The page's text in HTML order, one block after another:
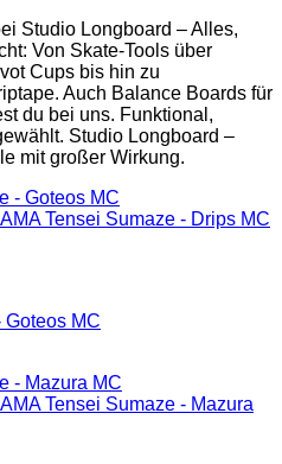
Studio Longboard – Alles,
Von Skate-Tools über
Cups bis hin zu
Auch Balance Boards für
du bei uns. Funktional,
Studio Longboard –
mit großer Wirkung.
Goteos MC